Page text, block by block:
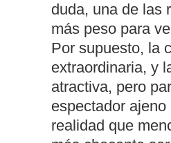
duda, una de las
más peso para
Por supuesto, la
extraordinaria, y
atractiva, pero
espectador ajeno
realidad que